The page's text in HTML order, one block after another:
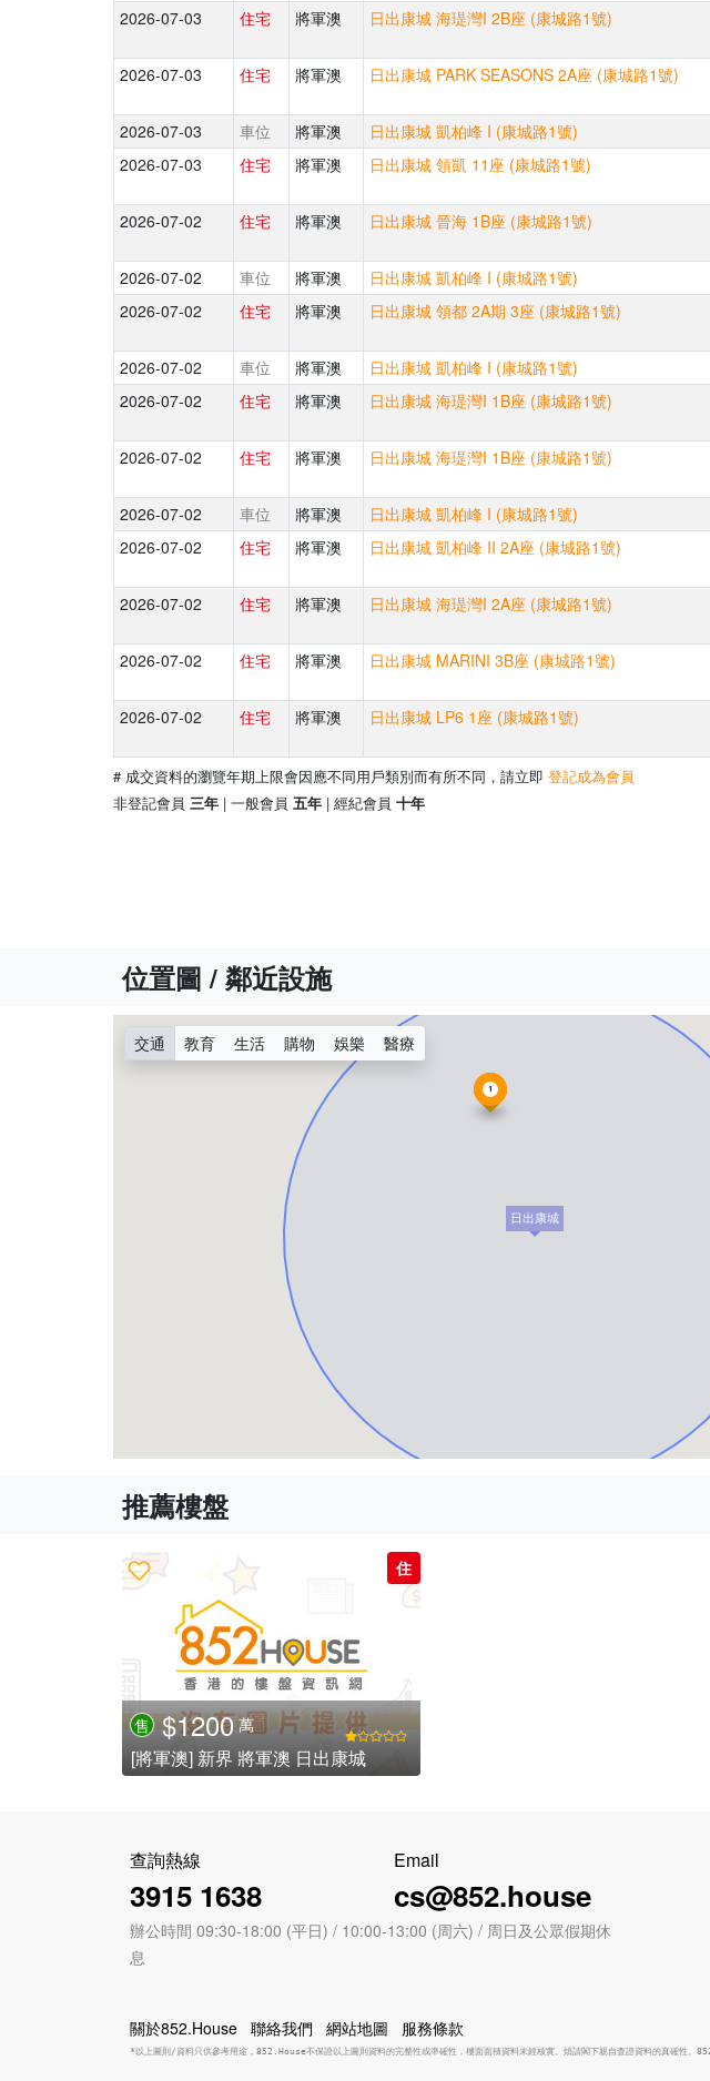
2026-07-03 住宅 將軍澳 日出康城 海瑅灣I 2B座 (康城路1號)
2026-07-03 住宅 將軍澳 日出康城 PARK SEASONS 2A座 (康城路1號)
2026-07-03 車位 將軍澳 日出康城 凱柏峰 I (康城路1號)
2026-07-03
住宅 將軍澳 日出康城 領凱 11座 (康城路1號)
2026-07-02 住宅 將軍澳 日出康城 晉海 1B座 (康城路1號)
2026-07-02 車位 將軍澳 日出康城 凱柏峰 I (康城路1號)
2026-07-02
住宅 將軍澳 日出康城 領都 2A期 3座 (康城路1號)
2026-07-02 車位 將軍澳 日出康城 凱柏峰 I (康城路1號)
2026-07-02
住宅 將軍澳 日出康城 海瑅灣I 1B座 (康城路1號)
2026-07-02 住宅 將軍澳 日出康城 海瑅灣I 1B座 (康城路1號)
2026-07-02 車位 將軍澳 日出康城 凱柏峰 I (康城路1號)
2026-07-02
住宅 將軍澳 日出康城 凱柏峰 II 2A座 (康城路1號)
2026-07-02 住宅 將軍澳 日出康城 海瑅灣I 2A座 (康城路1號)
2026-07-02 住宅 將軍澳 日出康城 MARINI 3B座 (康城路1號)
2026-07-02 住宅 將軍澳 日出康城 LP6 1座 (康城路1號)
# 成交資料的瀏覽年期上限會因應不同用戶類別而有所不同，請立即 登記成為會員
非登記會員 三年 | 一般會員 五年 | 經紀會員 十年
位置圖 / 鄰近設施
日出康城
1
交通 教育 生活 購物 娛樂 醫療
推薦樓盤
住
售 $1200 萬
[將軍澳] 新界 將軍澳 日出康城
查詢熱線
3915 1638
Email
cs@852.house
辦公時間 09:30-18:00 (平日) / 10:00-13:00 (周六) / 周日及公眾假期休
息
關於852.House 聯絡我們 網站地圖 服務條款
*以上圖則/資料只供參考用途，852.House不保證以上圖則資料的完整性或準確性，樓面面積資料未經核實。煩請閣下親自查證資料的真確性。